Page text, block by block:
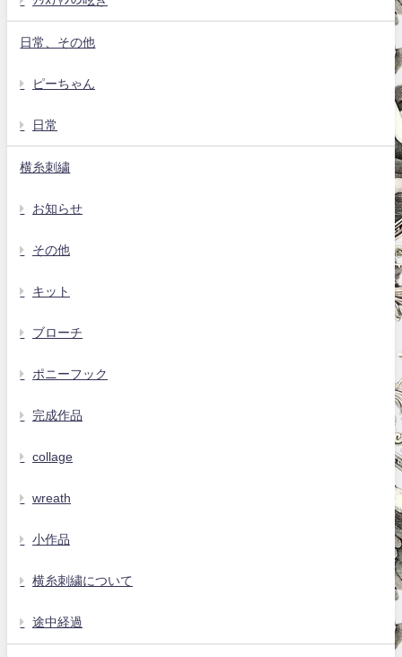
日常、その他
ピーちゃん
日常
横糸刺繍
お知らせ
その他
キット
ブローチ
ポニーフック
完成作品
collage
wreath
小作品
横糸刺繍について
途中経過